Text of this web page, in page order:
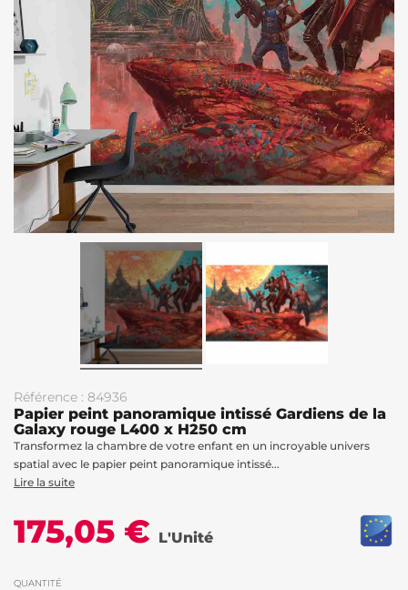
Référence : 84936
Papier peint panoramique intissé Gardiens de la
Galaxy rouge L400 x H250 cm
Transformez la chambre de votre enfant en un incroyable univers
spatial avec le papier peint panoramique intissé...
Lire la suite
175,05 € L'Unité
QUANTITÉ